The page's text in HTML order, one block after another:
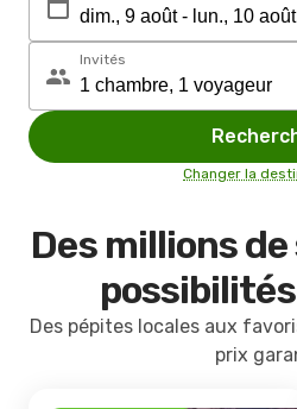
Invités
Changer la
Des millions
Des pépites locales aux
prix